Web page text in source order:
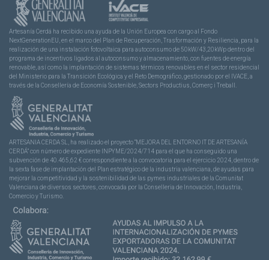
Artesanía Cerdá ha recibido una ayuda de la Unión Europea con cargo al Fondo
NextGenerationEU, en el marco del Plan de Recuperación, Trasformación y Resiliencia, para la
realización de una instalación fotovoltaica para autoconsumo de 50kW/43,20kWp dentro del
programa de incentivos ligados al autoconsumo y almacenamiento, con fuentes de energía
renovable, así como la implantación de sistemas térmicos renovables en el sector residencial
del Ministerio para la Transición Ecológica y el Reto Demográfico, gestionado por el IVACE, a
través de la Consellería de Economía Sostenible, Sectors Productius, Comerç i Treball.
ARTESANIA CERDA SL, ha realizado el proyecto “MEJORA DEL ENTORNO IT DE ARTESANÍA
CERDÁ” con número de expediente INPYME/2024/714 para el que ha conseguido una
subvención de 40.465,62 € correspondiente a la convocatoria para el ejercicio 2024, dentro de
la sexta fase de implantación del Plan estratégico de la industria valenciana, de ayudas para
mejorar la competitividad y la sostenibilidad de las pymes industriales de la Comunitat
Valenciana de diversos sectores, convocada por la Conselleria de Innovación, Industria,
Comercio y Turismo.